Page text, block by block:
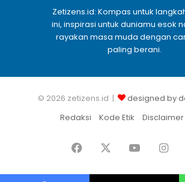
Zetizens.id: Kompas untuk
ini, inspirasi untuk duniamu esok
rayakan masa muda dengan
paling berani.
© 2026 zetizens.id |
designed by
Redaksi
Kode Etik Disclaimer
Facebook YouTube